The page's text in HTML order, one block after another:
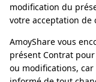
modification du
votre acceptation de
AmoyShare vous
présent Contrat
ou modifications,